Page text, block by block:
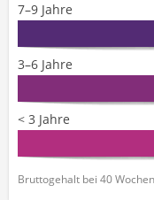
7–9 Jahre
3–6 Jahre
< 3 Jahre
Bruttogehalt bei 40